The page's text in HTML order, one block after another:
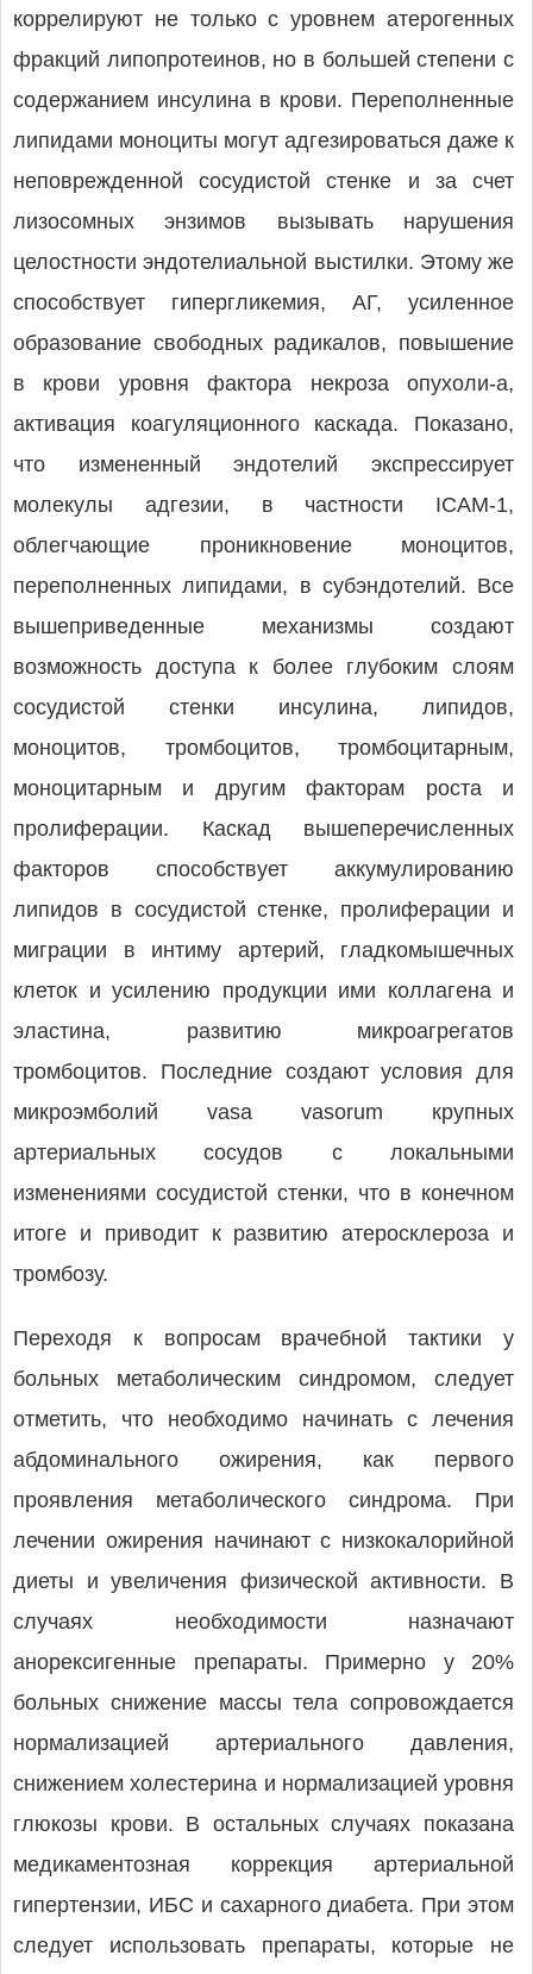
коррелируют не только с уровнем атерогенных
фракций липопротеинов, но в большей степени с
содержанием инсулина в крови. Переполненные
липидами моноциты могут адгезироваться даже к
неповрежденной сосудистой стенке и за счет
лизосомных энзимов вызывать нарушения
целостности эндотелиальной выстилки. Этому же
способствует гипергликемия, АГ, усиленное
образование свободных радикалов, повышение
в крови уровня фактора некроза опухоли-a,
активация коагуляционного каскада. Показано,
что измененный эндотелий экспрессирует
молекулы адгезии, в частности ICAM-1,
облегчающие проникновение моноцитов,
переполненных липидами, в субэндотелий. Все
вышеприведенные механизмы создают
возможность доступа к более глубоким слоям
сосудистой стенки инсулина, липидов,
моноцитов, тромбоцитов, тромбоцитарным,
моноцитарным и другим факторам роста и
пролиферации. Каскад вышеперечисленных
факторов способствует аккумулированию
липидов в сосудистой стенке, пролиферации и
миграции в интиму артерий, гладкомышечных
клеток и усилению продукции ими коллагена и
эластина, развитию микроагрегатов
тромбоцитов. Последние создают условия для
микроэмболий vasa vasorum крупных
артериальных сосудов с локальными
изменениями сосудистой стенки, что в конечном
итоге и приводит к развитию атеросклероза и
тромбозу.
Переходя к вопросам врачебной тактики у
больных метаболическим синдромом, следует
отметить, что необходимо начинать с лечения
абдоминального ожирения, как первого
проявления метаболического синдрома. При
лечении ожирения начинают с низкокалорийной
диеты и увеличения физической активности. В
случаях необходимости назначают
анорексигенные препараты. Примерно у 20%
больных снижение массы тела сопровождается
нормализацией артериального давления,
снижением холестерина и нормализацией уровня
глюкозы крови. В остальных случаях показана
медикаментозная коррекция артериальной
гипертензии, ИБС и сахарного диабета. При этом
следует использовать препараты, которые не